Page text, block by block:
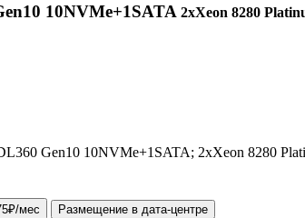
10NVMe+1SATA 2xXeon 8280
Gen10 10NVMe+1SATA; 2xXeon 8280
мес Размещение в дата-центре